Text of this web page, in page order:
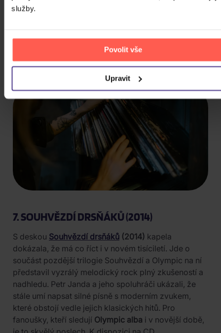
služby.
Povolit vše
Upravit
DO KOŠÍKU
7. SOUHVĚZDÍ DRSŇÁKŮ (2014)
S deskou Souhvězdí drsňáků (2014) kapela
dokázala, že má co říct i v novém tisíciletí. Jde o
součást pozdější trilogie Souhvězdí a Olympic na ní
představil vyzrálý melodický rock plný zkušeností a
nadhledu. Petr Janda a jeho spoluhráči ukázali, že
stále umí napsat silné písně s moderním zvukem,
které obstojí vedle jejich klasických hitů. Pro
fanoušky, kteří sledují Olympic alba i v novější době,